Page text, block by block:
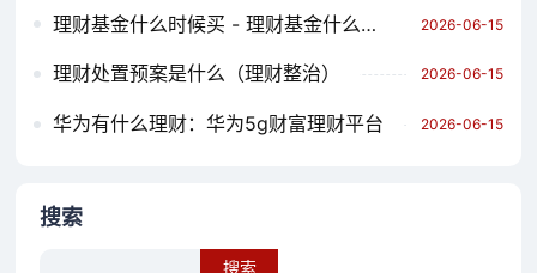
理财基金什么时候买 - 理财基金什么时候买最好 2026-06-15
理财处置预案是什么（理财整治） 2026-06-15
华为有什么理财：华为5g财富理财平台 2026-06-15
搜索